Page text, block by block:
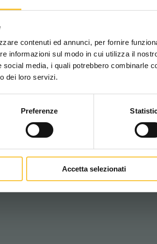
contenuti ed annunci, per fornire
informazioni sul modo in cui utilizza il
social media, i quali potrebbero combinarle
dei loro servizi.
Preferenze
Accetta selezionati
WORLDWIDE